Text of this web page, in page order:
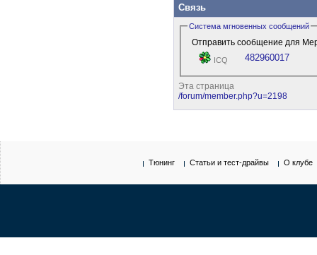
Связь
Система мгновенных сообщений
Отправить сообщение для
ICQ 482960017
Эта страница
/forum/member.php?u=2198
Тюнинг Статьи и тест-драйвы О клубе